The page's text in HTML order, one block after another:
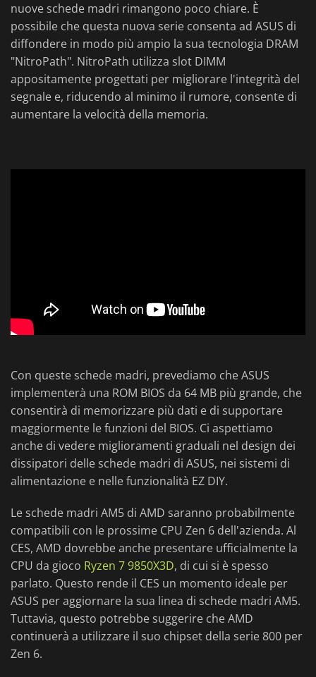
nuove schede madri rimangono poco chiare. È
possibile che questa nuova serie consenta ad ASUS di
diffondere in modo più ampio la sua tecnologia DRAM
"NitroPath". NitroPath utilizza slot DIMM
appositamente progettati per migliorare l'integrità del
segnale e, riducendo al minimo il rumore, consente di
aumentare la velocità della memoria.
Con queste schede madri, prevediamo che ASUS
implementerà una ROM BIOS da 64 MB più grande, che
consentirà di memorizzare più dati e di supportare
maggiormente le funzioni del BIOS. Ci aspettiamo
anche di vedere miglioramenti graduali nel design dei
dissipatori delle schede madri di ASUS, nei sistemi di
alimentazione e nelle funzionalità EZ DIY.
Le schede madri AM5 di AMD saranno probabilmente
compatibili con le prossime CPU Zen 6 dell'azienda. Al
CES, AMD dovrebbe anche presentare ufficialmente la
CPU da gioco Ryzen 7 9850X3D, di cui si è spesso
parlato. Questo rende il CES un momento ideale per
ASUS per aggiornare la sua linea di schede madri AM5.
Tuttavia, questo potrebbe suggerire che AMD
continuerà a utilizzare il suo chipset della serie 800 per
Zen 6.